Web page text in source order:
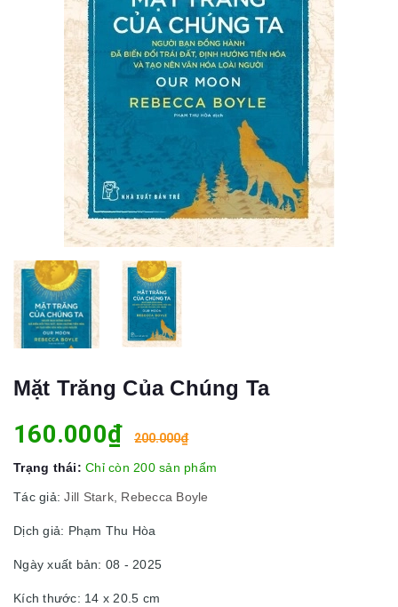
Mặt Trăng Của Chúng Ta
160.000₫ 200.000₫
Trạng thái: Chỉ còn 200 sản phẩm
Tác giả:Jill Stark, Rebecca Boyle
Dịch giả: Phạm Thu Hòa
Ngày xuất bản: 08 - 2025
Kích thước: 14 x 20.5 cm